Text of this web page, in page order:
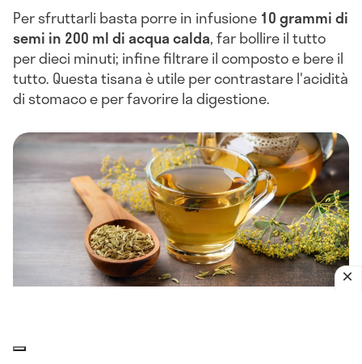
Per sfruttarli basta porre in infusione 10 grammi di
semi in 200 ml di acqua calda, far bollire il tutto
per dieci minuti; infine filtrare il composto e bere il
tutto. Questa tisana è utile per contrastare l'acidità
di stomaco e per favorire la digestione.